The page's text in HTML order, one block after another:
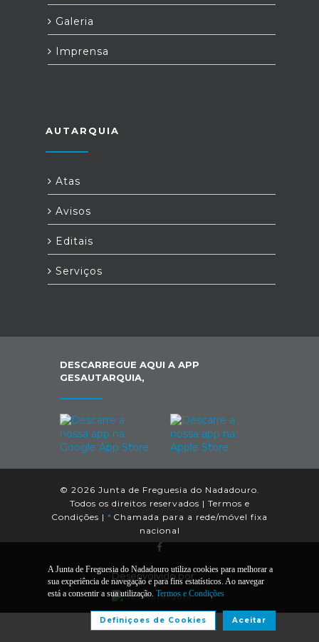
Galeria
Imprensa
AUTARQUIA
Atas
Avisos
Editais
Serviços
DESCARREGUE AQUI A APP
GESAUTARQUIA,
© 2026 Junta de Freguesia do Nadadouro.
Todos os direitos reservados | Termos e
Condições | * Chamada para a rede/móvel fixa
nacional
Desenvolvido por:
A Junta de Freguesia do Nadadouro utiliza cookies para melhorar a
sua experiência de navegação e para fins estatísticos. Ao navegar
está a consentir a sua utilização. Termos e Condições
Aceitar
Definiçoes de Cookies